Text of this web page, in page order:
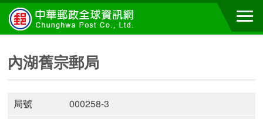
內湖舊宗郵局
局號
000258-3